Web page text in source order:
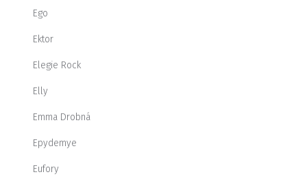
Ego
Ektor
Elegie Rock
Elly
Emma Drobná
Epydemye
Eufory